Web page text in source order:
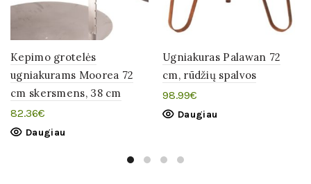
Kepimo grotelės
ugniakurams Moorea 72
cm skersmens, 38 cm
82.36€
Daugiau
Ugniakuras Palawan 72
cm, rūdžių spalvos
98.99€
Daugiau